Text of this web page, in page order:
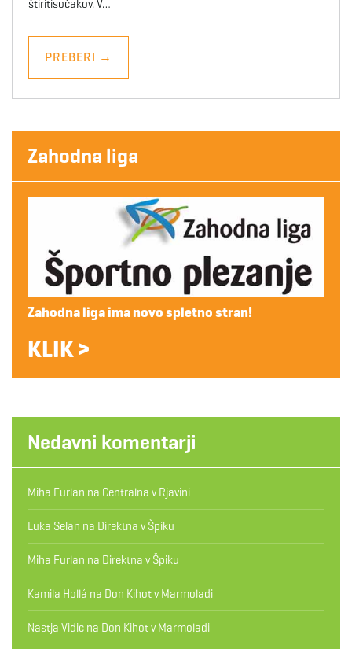
štiritisočakov. V…
PREBERI →
Zahodna liga
Zahodna liga ima novo spletno stran!
KLIK >
Nedavni komentarji
Miha Furlan na Centralna v Rjavini
Luka Selan na Direktna v Špiku
Miha Furlan na Direktna v Špiku
Kamila Hollá na Don Kihot v Marmoladi
Nastja Vidic na Don Kihot v Marmoladi